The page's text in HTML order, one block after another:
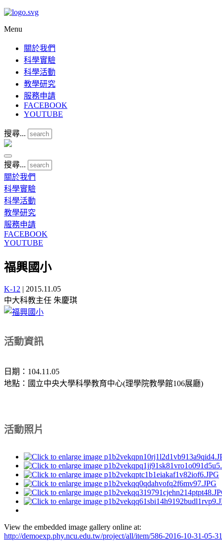
Menu
關於我們
科學實驗
科學活動
教學研究
服務申請
FACEBOOK
YOUTUBE
搜尋...
搜尋...
關於我們
科學實驗
科學活動
教學研究
服務申請
FACEBOOK
YOUTUBE
福興國小
K-12 | 2015.11.05
中大科教主任 朱慶琪
活動資訊
日期：104.11.05
地點：國立中央大學科學教育中心(理學院教學館106展廳)
活動照片
View the embedded image gallery online at:
http://demoexp.phy.ncu.edu.tw/project/all/item/586-2016-10-31-05-